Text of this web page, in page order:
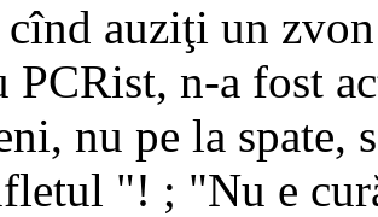
cînd auziţi un
PCRist, n-a fost
nu pe la spate,
"! ; "Nu e